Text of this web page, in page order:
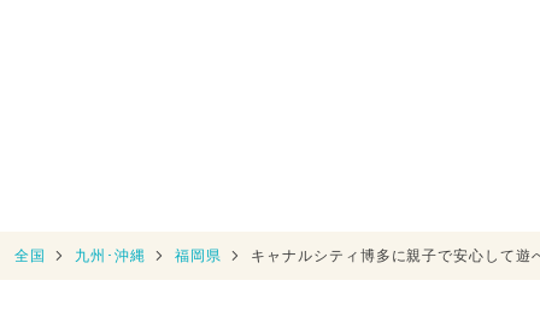
全国 九州･沖縄 福岡県 キャナルシティ博多に親子で安心して